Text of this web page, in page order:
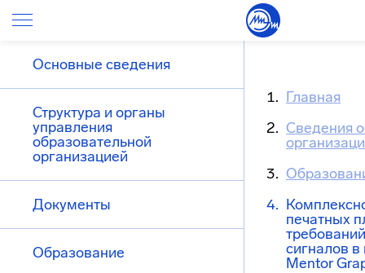
Основные сведения
Структура и органы
управления
образовательной
организацией
Документы
Образование
Главная
Сведения
печатных
сигналов
Mentor